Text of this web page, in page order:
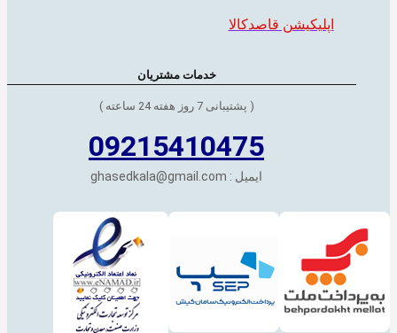
اپلیکیشن قاصدکالا
خدمات مشتریان
( پشتیبانی 7 روز هفته 24 ساعته )
09215410475
ایمیل : ghasedkala@gmail.com